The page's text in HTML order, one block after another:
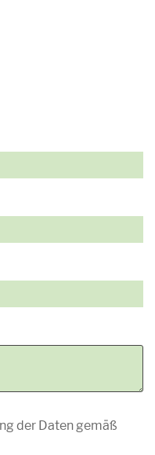
der Daten gemäß